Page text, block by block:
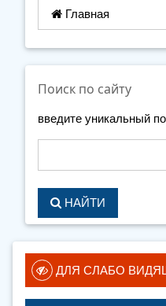
Главная
Поиск по сайту
введите уникальный
НАЙТИ
ДЛЯ СЛАБО